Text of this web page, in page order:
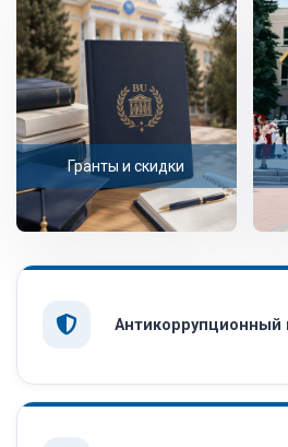
Гранты и скидки
Антикоррупционный